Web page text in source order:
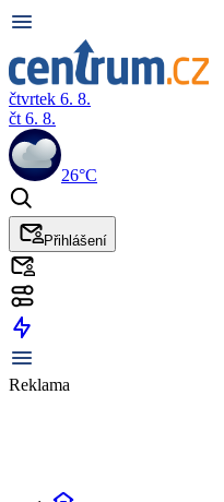
čtvrtek 6. 8.
čt 6. 8.
26°C
Přihlášení
Reklama